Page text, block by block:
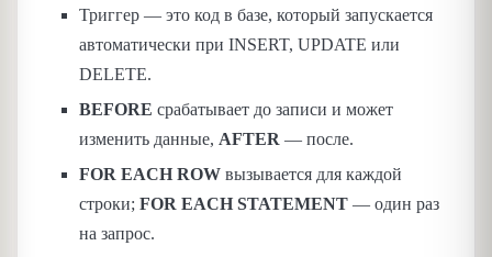
Триггер — это код в базе, который запускается
автоматически при INSERT, UPDATE или
DELETE.
BEFORE срабатывает до записи и может
изменить данные, AFTER — после.
FOR EACH ROW вызывается для каждой
строки; FOR EACH STATEMENT — один раз
на запрос.